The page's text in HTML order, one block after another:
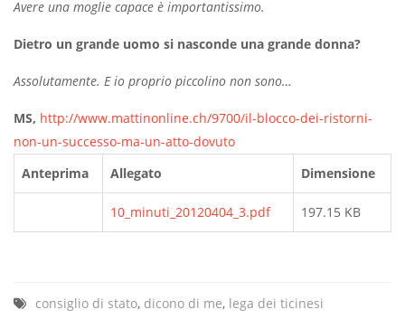
Avere una moglie capace è importantissimo.
Dietro un grande uomo si nasconde una grande donna?
Assolutamente. E io proprio piccolino non sono…
MS, http://www.mattinonline.ch/9700/il-blocco-dei-ristorni-
non-un-successo-ma-un-atto-dovuto
Anteprima
Allegato Dimensione
10_minuti_20120404_3.pdf 197.15 KB
consiglio di stato, dicono di me, lega dei ticinesi